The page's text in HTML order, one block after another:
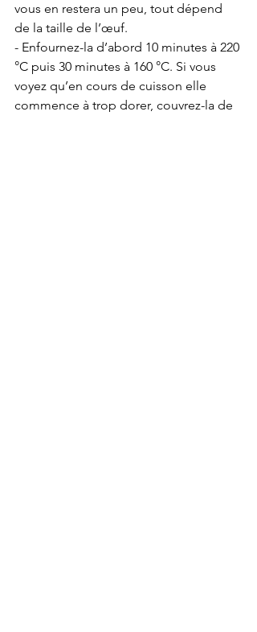
vous en restera un peu, tout dépend
de la taille de l’œuf.
- Enfournez-la d’abord 10 minutes à 220
°C puis 30 minutes à 160 °C. Si vous
voyez qu’en cours de cuisson elle
commence à trop dorer, couvrez-la de